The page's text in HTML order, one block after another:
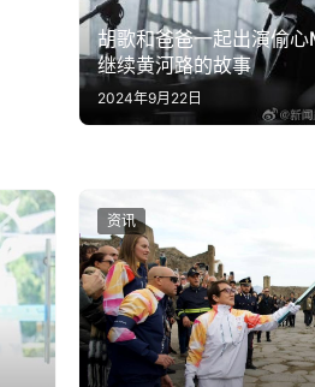
胡歌和爸爸一起出演偷
继续黄河路的故事
2024年9月22日
资讯